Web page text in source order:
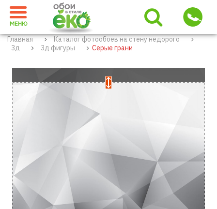
МЕНЮ
Главная
Каталог фотообоев на стену недорого
3д
3д фигуры Серые грани